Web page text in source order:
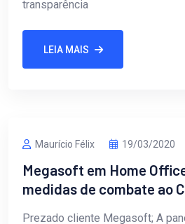
transparência
LEIA MAIS
Maurício Félix 19/03/2020
Megasoft em Home
medidas de combate ao
Prezado cliente Megasoft; A